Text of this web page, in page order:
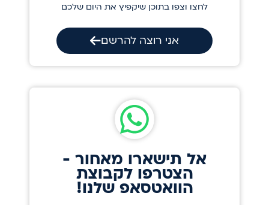
לחצו וצפו בתוכן שיקפיץ את היום שלכם
אני רוצה להרשם
אל תישארו מאחור -
הצטרפו לקבוצת
הוואטסאפ שלנו!